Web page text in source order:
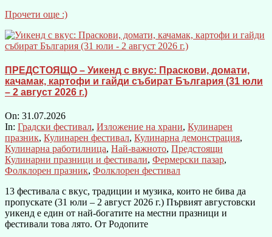
Прочети още :)
ПРЕДСТОЯЩО – Уикенд с вкус: Праскови, домати,
качамак, картофи и гайди събират България (31 юли
– 2 август 2026 г.)
On: 31.07.2026
In: Градски фестивал, Изложение на храни, Кулинарен
празник, Кулинарен фестивал, Кулинарна демонстрация,
Кулинарна работилница, Най-важното, Предстоящи
Кулинарни празници и фестивали, Фермерски пазар,
Фолклорен празник, Фолклорен фестивал
13 фестивала с вкус, традиции и музика, които не бива да
пропускате (31 юли – 2 август 2026 г.) Първият августовски
уикенд е един от най-богатите на местни празници и
фестивали това лято. От Родопите